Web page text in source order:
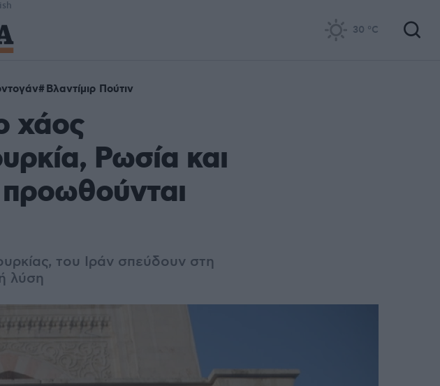
30 °C
Βλαντίμιρ Πούτιν
χάος
Ρωσία και
του Ιράν σπεύδουν στη
λύση